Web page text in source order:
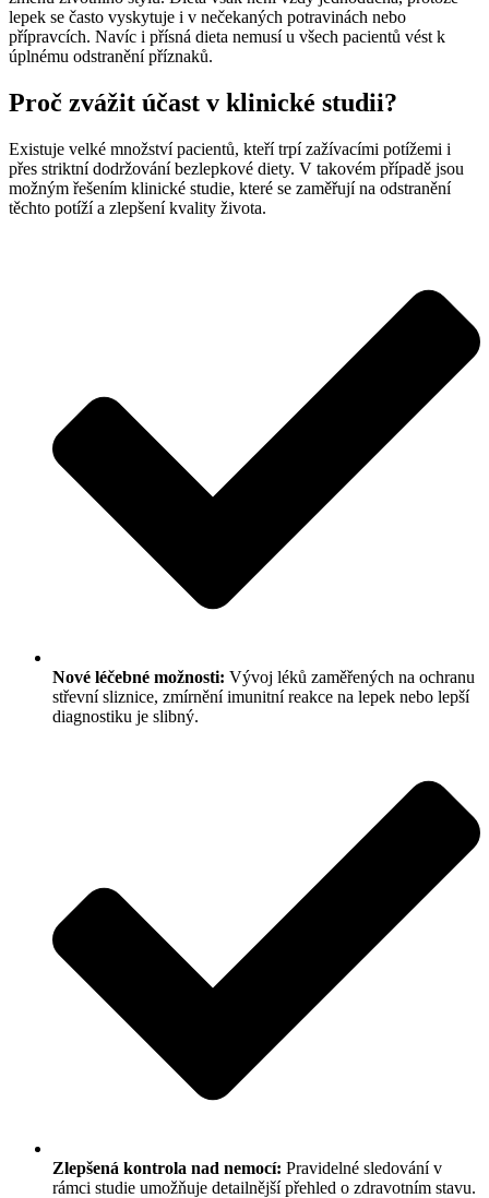
lepek se často vyskytuje i v nečekaných potravinách nebo
přípravcích. Navíc i přísná dieta nemusí u všech pacientů vést k
úplnému odstranění příznaků.
Proč zvážit účast v klinické studii?
Existuje velké množství pacientů, kteří trpí zažívacími potížemi i
přes striktní dodržování bezlepkové diety. V takovém případě jsou
možným řešením klinické studie, které se zaměřují na odstranění
těchto potíží a zlepšení kvality života.
Nové léčebné možnosti: Vývoj léků zaměřených na ochranu
střevní sliznice, zmírnění imunitní reakce na lepek nebo lepší
diagnostiku je slibný.
Zlepšená kontrola nad nemocí: Pravidelné sledování v
rámci studie umožňuje detailnější přehled o zdravotním stavu.